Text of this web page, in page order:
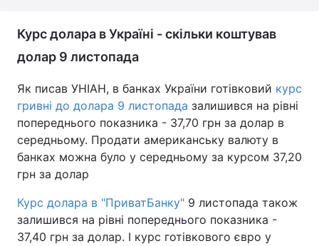
Курс долара в Україні - скільки коштував
долар 9 листопада
Як писав УНІАН, в банках України готівковий курс
гривні до долара 9 листопада залишився на рівні
попереднього показника - 37,70 грн за долар в
середньому. Продати американську валюту в
банках можна було у середньому за курсом 37,20
грн за долар
Курс долара в "ПриватБанку" 9 листопада також
залишився на рівні попереднього показника -
37,40 грн за долар. І курс готівкового євро у